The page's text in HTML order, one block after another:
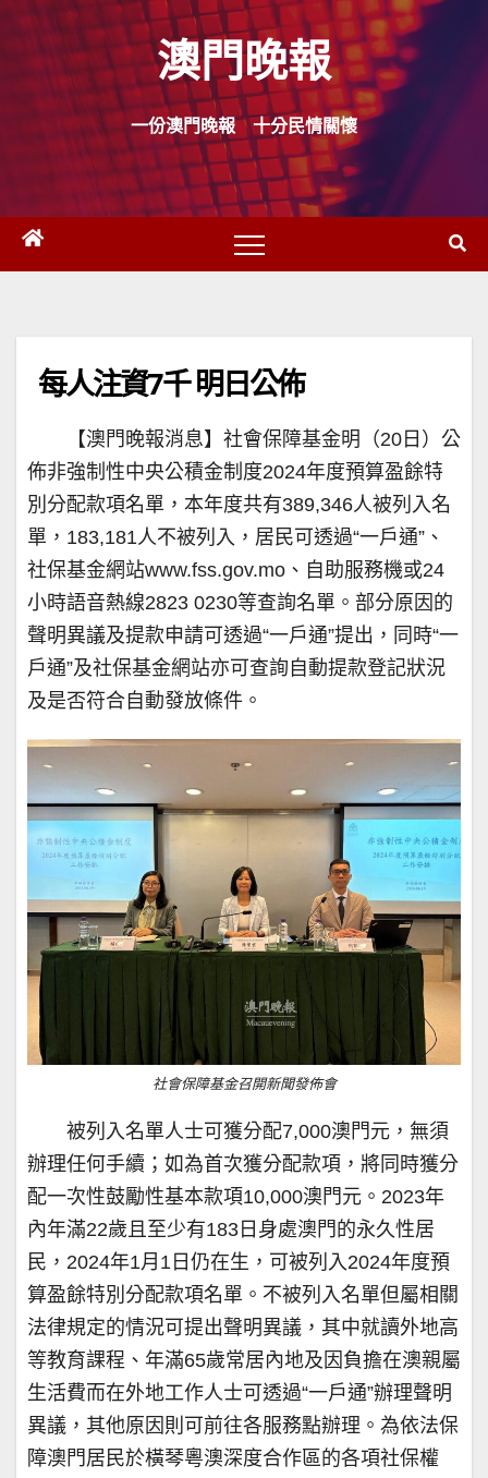
Skip
content
澳門晚報
一份澳門晚報 十分民情關懷
每人注資7千 明日公佈
【澳門晚報消息】社會保障基金明（20日）公
佈非強制性中央公積金制度2024年度預算盈餘特
別分配款項名單，本年度共有389,346人被列入名
單，183,181人不被列入，居民可透過“一戶通”、
社保基金網站www.fss.gov.mo、自助服務機或24
小時語音熱線2823 0230等查詢名單。部分原因的
聲明異議及提款申請可透過“一戶通”提出，同時“一
戶通”及社保基金網站亦可查詢自動提款登記狀況
及是否符合自動發放條件。
社會保障基金召開新聞發佈會
被列入名單人士可獲分配7,000澳門元，無須
辦理任何手續；如為首次獲分配款項，將同時獲分
配一次性鼓勵性基本款項10,000澳門元。2023年
內年滿22歲且至少有183日身處澳門的永久性居
民，2024年1月1日仍在生，可被列入2024年度預
算盈餘特別分配款項名單。不被列入名單但屬相關
法律規定的情況可提出聲明異議，其中就讀外地高
等教育課程、年滿65歲常居內地及因負擔在澳親屬
生活費而在外地工作人士可透過“一戶通”辦理聲明
異議，其他原因則可前往各服務點辦理。為依法保
障澳門居民於橫琴粵澳深度合作區的各項社保權